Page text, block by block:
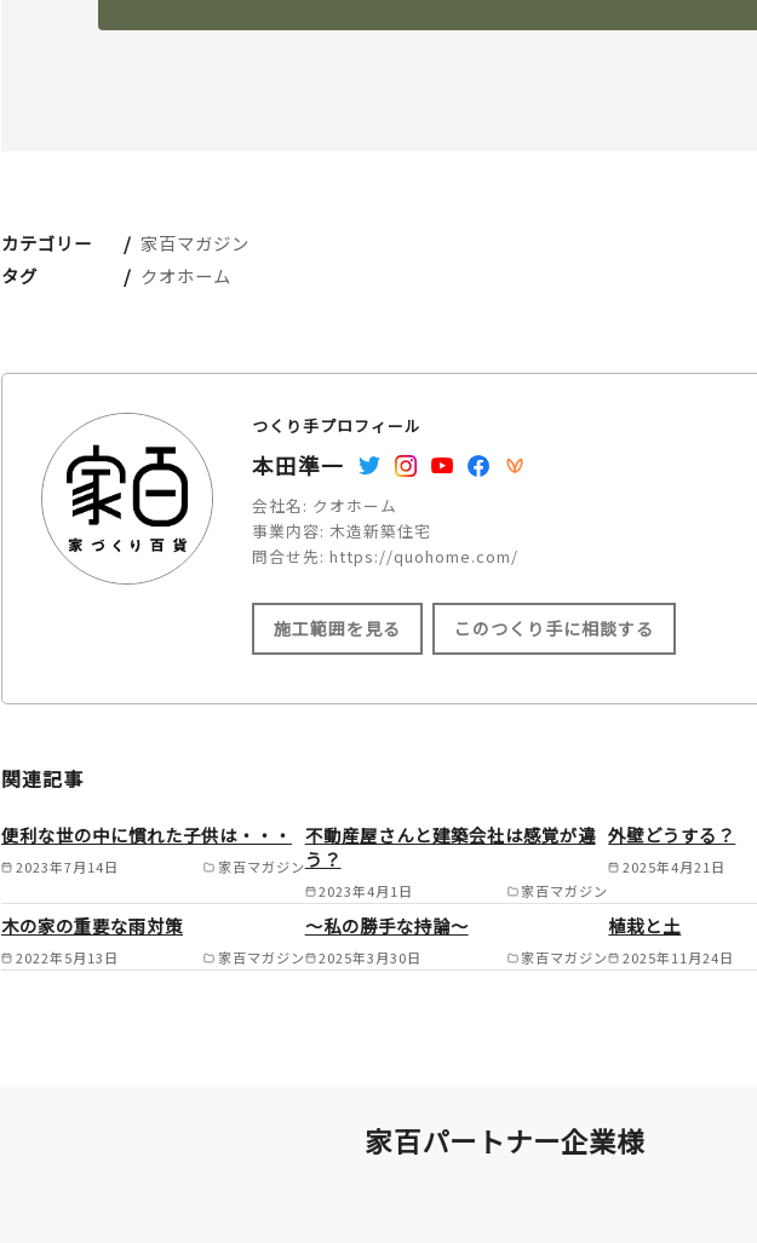
カテゴリー
家百マガジン
タグ
クオホーム
つくり手プロフィール
本田準一
会社名: クオホーム
事業内容: 木造新築住宅
問合せ先: https://quohome.com/
施工範囲を見る
町/三木市/小野市/加東市/加西市/神崎
脇市の一部/多可町/宍粟市/山崎町/佐用
前市/岡山県瀬戸内市 /
このつくり手に相談する
関連記事
2023年7月14日 家百マガジン
便利な世の中に慣れた子供は・・・
2023年4月1日 家百マガジン
不動産屋さんと建築会社は感覚が違
う？
2025年4月21日
外壁どうする？
2022年5月13日 家百マガジン
木の家の重要な雨対策
2025年3月30日 家百マガジン
～私の勝手な持論～
2025年11月24日
植栽と土
家百パートナー企業様